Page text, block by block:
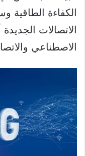
الكفاءة الطاقية
الاتصالات
الاصطناعي